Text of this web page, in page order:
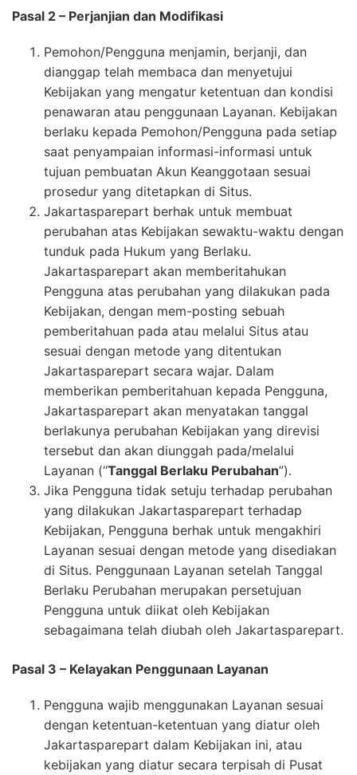
Pasal 2 – Perjanjian dan Modifikasi
Pemohon/Pengguna menjamin, berjanji, dan
dianggap telah membaca dan menyetujui
Kebijakan yang mengatur ketentuan dan kondisi
penawaran atau penggunaan Layanan. Kebijakan
berlaku kepada Pemohon/Pengguna pada setiap
saat penyampaian informasi-informasi untuk
tujuan pembuatan Akun Keanggotaan sesuai
prosedur yang ditetapkan di Situs.
Jakartasparepart berhak untuk membuat
perubahan atas Kebijakan sewaktu-waktu dengan
tunduk pada Hukum yang Berlaku.
Jakartasparepart akan memberitahukan
Pengguna atas perubahan yang dilakukan pada
Kebijakan, dengan mem-posting sebuah
pemberitahuan pada atau melalui Situs atau
sesuai dengan metode yang ditentukan
Jakartasparepart secara wajar. Dalam
memberikan pemberitahuan kepada Pengguna,
Jakartasparepart akan menyatakan tanggal
berlakunya perubahan Kebijakan yang direvisi
tersebut dan akan diunggah pada/melalui
Layanan (“Tanggal Berlaku Perubahan”).
Jika Pengguna tidak setuju terhadap perubahan
yang dilakukan Jakartasparepart terhadap
Kebijakan, Pengguna berhak untuk mengakhiri
Layanan sesuai dengan metode yang disediakan
di Situs. Penggunaan Layanan setelah Tanggal
Berlaku Perubahan merupakan persetujuan
Pengguna untuk diikat oleh Kebijakan
sebagaimana telah diubah oleh Jakartasparepart.
Pasal 3 – Kelayakan Penggunaan Layanan
Pengguna wajib menggunakan Layanan sesuai
dengan ketentuan-ketentuan yang diatur oleh
Jakartasparepart dalam Kebijakan ini, atau
kebijakan yang diatur secara terpisah di Pusat